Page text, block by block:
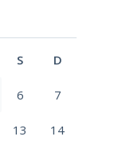
S D
6 7
13 14